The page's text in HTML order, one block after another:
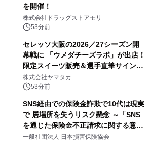
を開催！
株式会社ドラッグストアモリ
53分前
セレッソ大阪の2026／27シーズン開
幕戦に 「ウメダチーズラボ」が出店！
限定スイーツ販売＆選手直筆サイング
ッズが当たる抽選会を 8月8日に開催
株式会社ヤマタカ
53分前
SNS経由での保険金詐欺で10代は現実
で 居場所を失うリスク懸念 ～「SNS
を通じた保険金不正請求に関する意識
調査」を実施、 認知度の低さも浮き彫
一般社団法人 日本損害保険協会